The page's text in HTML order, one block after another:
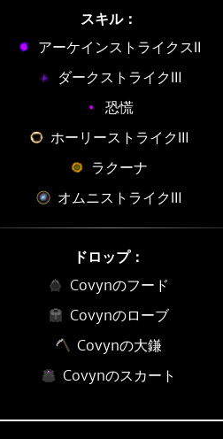
スキル：
アーケインストライクスⅡ
ダークストライクⅢ
恐慌
ホーリーストライクⅢ
ラクーナ
オムニストライクⅢ
ドロップ：
Covynのフード
Covynのローブ
Covynの大鎌
Covynのスカート